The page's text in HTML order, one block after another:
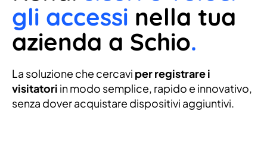
gli accessi nella tua
azienda a Schio.
La soluzione che cercavi per registrare i
visitatori in modo semplice, rapido e innovativo,
senza dover acquistare dispositivi aggiuntivi.